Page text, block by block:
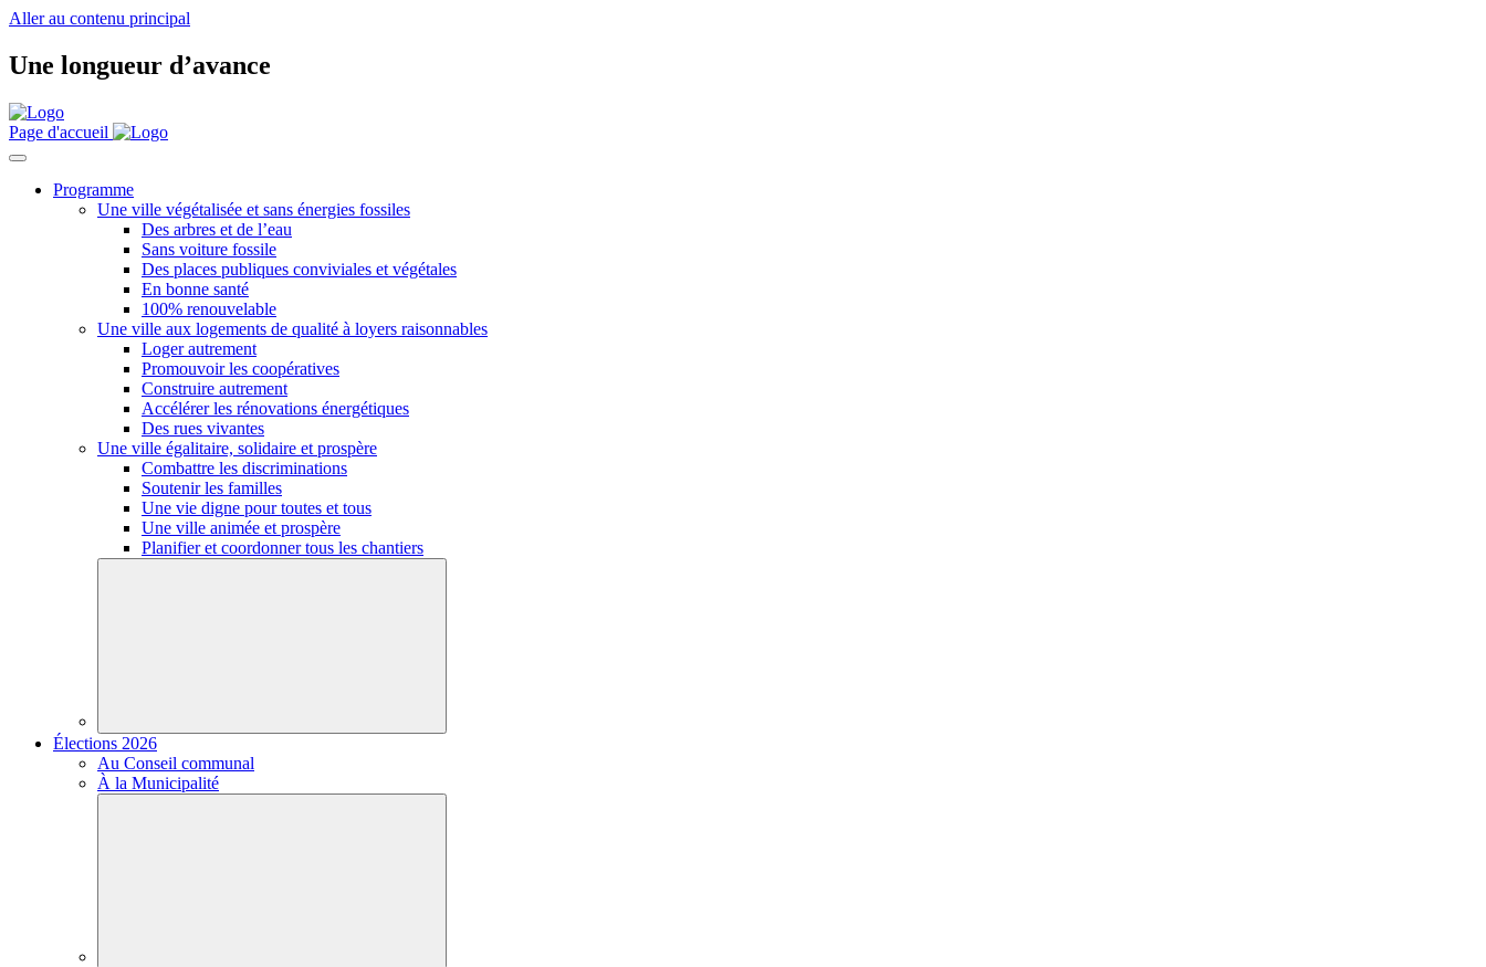
Aller au contenu principal
Une longueur d’avance
Page d'accueil
Programme
Une ville végétalisée et sans énergies fossiles
Des arbres et de l’eau
Sans voiture fossile
Des places publiques conviviales et végétales
En bonne santé
100% renouvelable
Une ville aux logements de qualité à loyers raisonnables
Loger autrement
Promouvoir les coopératives
Construire autrement
Accélérer les rénovations énergétiques
Des rues vivantes
Une ville égalitaire, solidaire et prospère
Combattre les discriminations
Soutenir les familles
Une vie digne pour toutes et tous
Une ville animée et prospère
Planifier et coordonner tous les chantiers
Élections 2026
Au Conseil communal
À la Municipalité